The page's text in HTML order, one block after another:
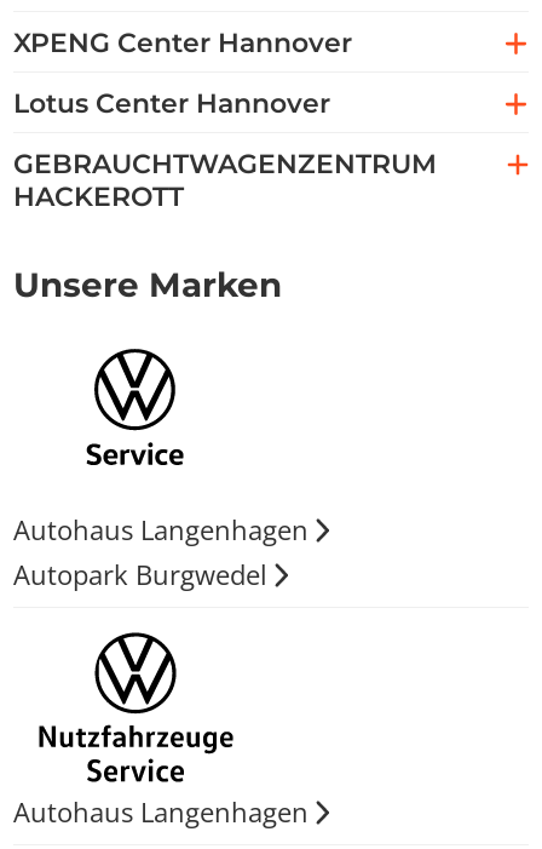
XPENG Center Hannover
Lotus Center Hannover
GEBRAUCHTWAGENZENTRUM
HACKEROTT
Unsere Marken
Autohaus Langenhagen
Autopark Burgwedel
Autohaus Langenhagen